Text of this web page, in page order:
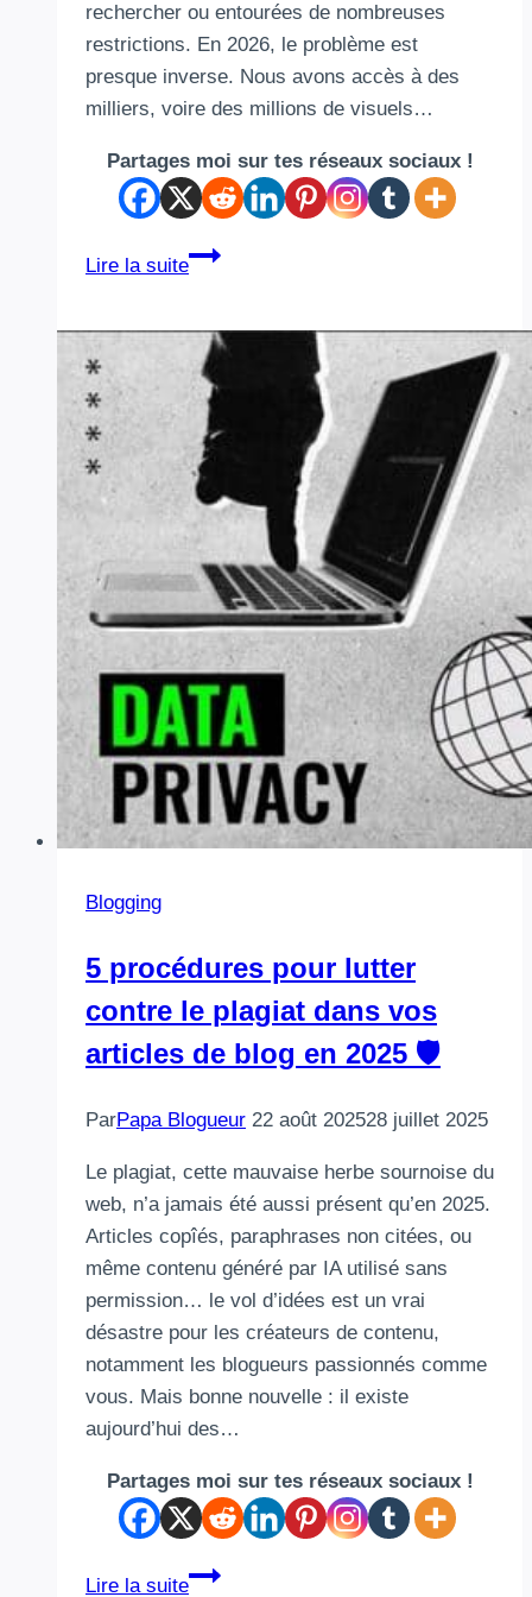
rechercher ou entourées de nombreuses
restrictions. En 2026, le problème est
presque inverse. Nous avons accès à des
milliers, voire des millions de visuels…
Partages moi sur tes réseaux sociaux !
Lire la suite
Les
d’images
gratuites
en
2026
:
où
trouver
des
visuels
libres
de
droits
et
pourquoi
leur
choix
Blogging
5 procédures pour lutter
contre le plagiat dans vos
articles de blog en 2025 🛡️
ParPapa Blogueur 22 août 202528 juillet 2025
Le plagiat, cette mauvaise herbe sournoise du
web, n’a jamais été aussi présent qu’en 2025.
Articles copîés, paraphrases non citées, ou
même contenu généré par IA utilisé sans
permission… le vol d’idées est un vrai
désastre pour les créateurs de contenu,
notamment les blogueurs passionnés comme
vous. Mais bonne nouvelle : il existe
aujourd’hui des…
Partages moi sur tes réseaux sociaux !
Lire la suite
5